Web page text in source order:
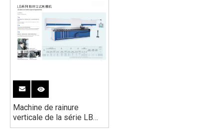
Machine de rainure
verticale de la série LB
CNC